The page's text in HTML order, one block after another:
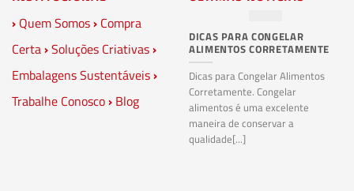
› Quem Somos› Compra
Certa›Soluções Criativas›
Embalagens Sustentáveis›
Trabalhe Conosco› Blog
DICAS PARA CONGELAR
ALIMENTOS CORRETAMENTE
Dicas para Congelar Alimentos
Corretamente. Congelar
alimentos é uma excelente
maneira de conservar a
qualidade[...]